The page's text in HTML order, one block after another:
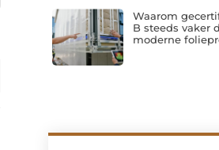
Waarom
B steeds vaker
moderne